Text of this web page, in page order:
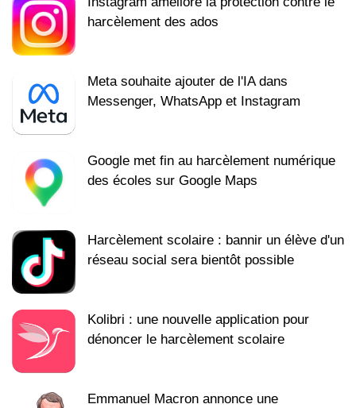
harcèlement des ados
Meta souhaite ajouter de l'IA dans
Messenger, WhatsApp et Instagram
Google met fin au harcèlement numérique
des écoles sur Google Maps
Harcèlement scolaire : bannir un élève d'un
réseau social sera bientôt possible
Kolibri : une nouvelle application pour
dénoncer le harcèlement scolaire
Emmanuel Macron annonce une